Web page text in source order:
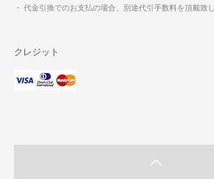
・ 代金引換でのお支払の場合、別途代引手数料を頂戴致
クレジット